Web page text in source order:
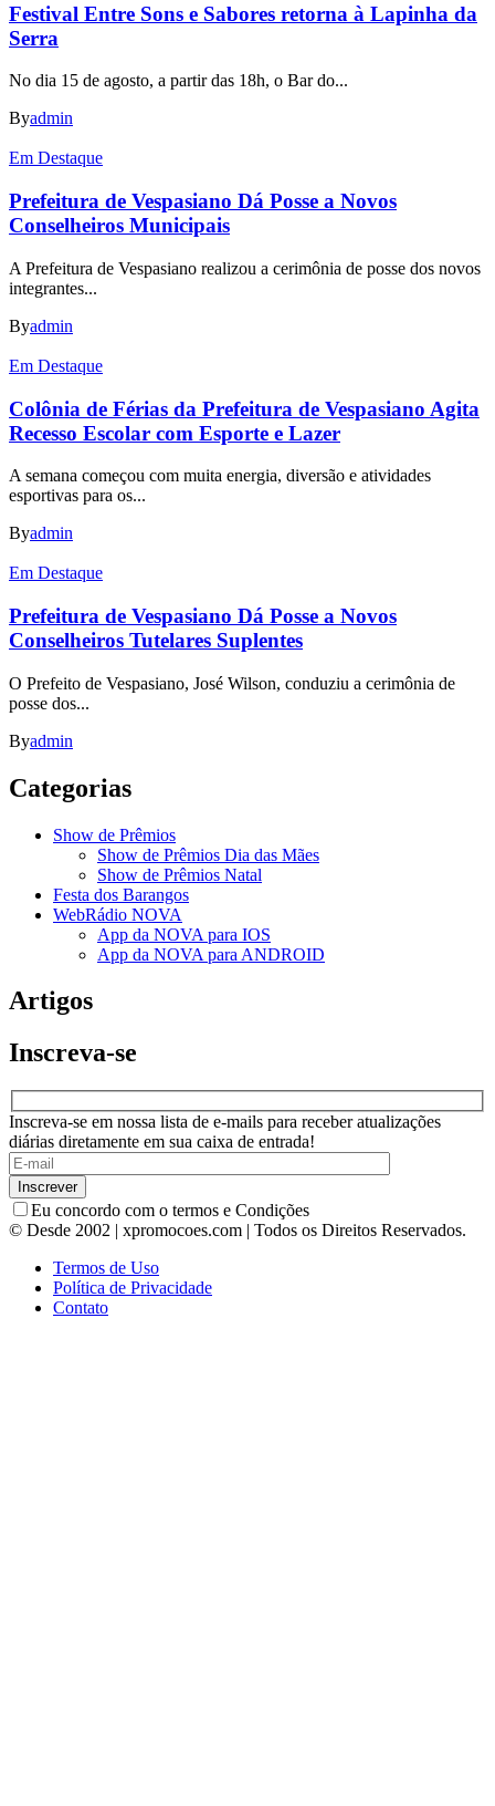
Festival Entre Sons e Sabores retorna à Lapinha da
Serra
No dia 15 de agosto, a partir das 18h, o Bar do...
Byadmin
Em Destaque
Prefeitura de Vespasiano Dá Posse a Novos
Conselheiros Municipais
A Prefeitura de Vespasiano realizou a cerimônia de posse dos novos
integrantes...
Byadmin
Em Destaque
Colônia de Férias da Prefeitura de Vespasiano Agita
Recesso Escolar com Esporte e Lazer
A semana começou com muita energia, diversão e atividades
esportivas para os...
Byadmin
Em Destaque
Prefeitura de Vespasiano Dá Posse a Novos
Conselheiros Tutelares Suplentes
O Prefeito de Vespasiano, José Wilson, conduziu a cerimônia de
posse dos...
Byadmin
Categorias
Show de Prêmios
Show de Prêmios Dia das Mães
Show de Prêmios Natal
Festa dos Barangos
WebRádio NOVA
App da NOVA para IOS
App da NOVA para ANDROID
Artigos
Inscreva-se
Inscreva-se em nossa lista de e-mails para receber atualizações
diárias diretamente em sua caixa de entrada!
Eu concordo com o termos e Condições
© Desde 2002 | xpromocoes.com | Todos os Direitos Reservados.
Termos de Uso
Política de Privacidade
Contato